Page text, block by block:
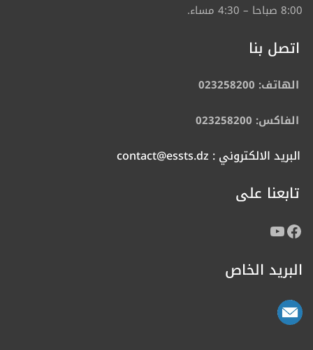
8:00 صباحا – 4:30 مساء.
اتصل بنا
الهاتف: 023258200
الفاكس: 023258200
البريد الالكتروني : contact@essts.dz
تابعنا على
البريد الخاص